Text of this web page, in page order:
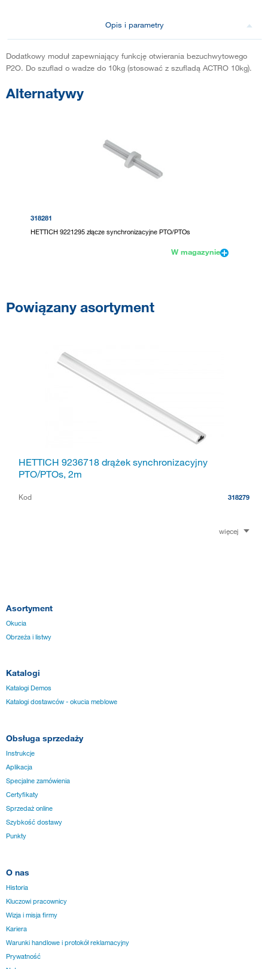
Opis i parametry
Dodatkowy moduł zapewniający funkcję otwierania bezuchwytowego
P2O. Do szuflad o wadze do 10kg (stosować z szufladą ACTRO 10kg).
Alternatywy
318281
HETTICH 9221295 złącze synchronizacyjne PTO/PTOs
W magazynie
Powiązany asortyment
HETTICH 9236718 drążek synchronizacyjny
PTO/PTOs, 2m
Kod 318279
więcej
Asortyment
Okucia
Obrzeża i listwy
Katalogi
Katalogi Demos
Katalogi dostawców - okucia meblowe
Obsługa sprzedaży
Instrukcje
Aplikacja
Specjalne zamówienia
Certyfikaty
Sprzedaż online
Szybkość dostawy
Punkty
O nas
Historia
Kluczowi pracownicy
Wizja i misja firmy
Kariera
Warunki handlowe i protokół reklamacyjny
Prywatność